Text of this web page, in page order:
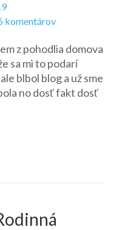
komentárovna
adventný
deň:
Šoférovanie
z pohodlia domova
sa mi to podarí
blbol blog a už sme
no dosť fakt dosť